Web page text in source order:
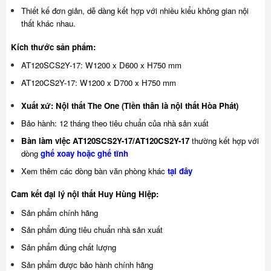
Thiết kế đơn giản, dễ dàng kết hợp với nhiều kiểu không gian nội
thất khác nhau.
Kích thước sản phẩm:
AT120SCS2Y-17: W1200 x D600 x H750 mm
AT120CS2Y-17: W1200 x D700 x H750 mm
Xuất xứ: Nội thất The One (Tiền thân là nội thất Hòa Phát)
Bảo hành: 12 tháng theo tiêu chuẩn của nhà sản xuất
Bàn làm việc AT120SCS2Y-17/AT120CS2Y-17 thường kết hợp với
dòng ghế xoayhoặc ghế tĩnh
Xem thêm các dòng bàn văn phòng khác tại đây
Cam kết đại lý nội thất Huy Hùng Hiệp:
Sản phẩm chính hãng
Sản phẩm đúng tiêu chuẩn nhà sản xuất
Sản phẩm đúng chất lượng
Sản phẩm được bảo hành chính hãng